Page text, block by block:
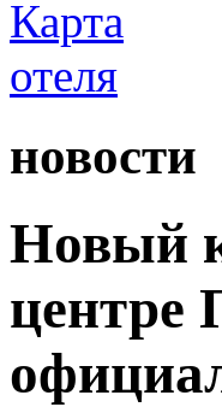
новости
Новый
центре